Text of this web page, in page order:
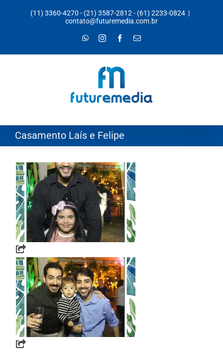
(11) 3360-4270 - (21) 3587-2812- (61) 2233-0824 |
contato@futuremedia.com.br
WhatsAppInstagramFacebook
E-
Casamento Laís e Felipe